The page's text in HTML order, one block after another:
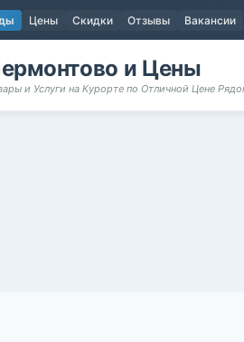
Цены Скидки Отзывы Вакансии
и Цены
и Услуги на Курорте по Отличной Цене